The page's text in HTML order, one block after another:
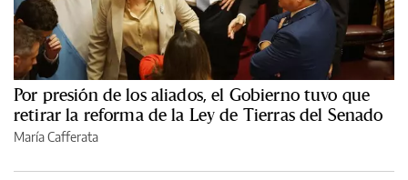
Por presión de los aliados, el Gobierno tuvo que
retirar la reforma de la Ley de Tierras del Senado
María Cafferata